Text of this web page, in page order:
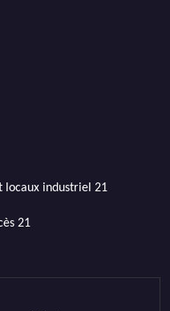
locaux industriel 21
21